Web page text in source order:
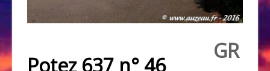
Potez 637 n° 46
GR